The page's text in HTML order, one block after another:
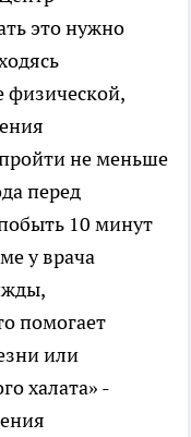
это нужно
физической,
не меньше
перед
10 минут
у врача
помогает
или
халата» -